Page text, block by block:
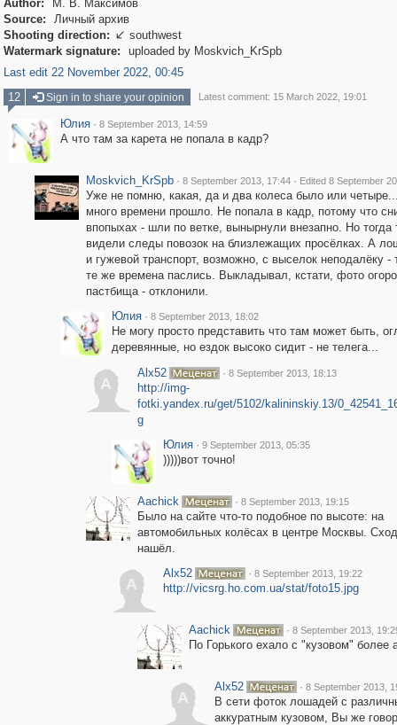
Author:
М. В. Максимов
Source:
Личный архив
Shooting direction:  southwest
Watermark signature:
uploaded by Moskvich_KrSpb
Last edit 22 November 2022, 00:45
12
Sign in to share your opinion Latest comment: 15 March 2022, 19:01
Юлия · 8 September 2013, 14:59
А что там за карета не попала в кадр?
Moskvich_KrSpb · 8 September 2013, 17:44 · Edited 8 September
Уже не помню, какая, да и два колеса было или
много времени прошло. Не попала в кадр, потому что
впопыхах - шли по ветке, вынырнули внезапно. Но тогда
видели следы повозок на близлежащих просёлках. А
и гужевой транспорт, возможно, с выселок неподалёку -
те же времена паслись. Выкладывал, кстати, фото
пастбища - отклонили.
Юлия · 8 September 2013, 18:02
Не могу просто представить что там может быть,
деревянные, но ездок высоко сидит - не телега...
A
Alx52 · 8 September 2013, 18:13
http://img-
fotki.yandex.ru/get/5102/kalininskiy.13/
g
Юлия · 9 September 2013, 05:35
)))))вот точно!
Aachick · 8 September 2013, 19:15
Было на сайте что-то подобное по высоте: на
автомобильных колёсах в центре Москвы.
нашёл.
A
Alx52 · 8 September 2013, 19:22
http://vicsrg.ho.com.ua/stat/foto15.jpg
Aachick · 8 September 2013,
По Горького ехало с "кузовом" более
A
Alx52 · 8 September 2013,
В сети фоток лошадей с
аккуратным кузовом, Вы же